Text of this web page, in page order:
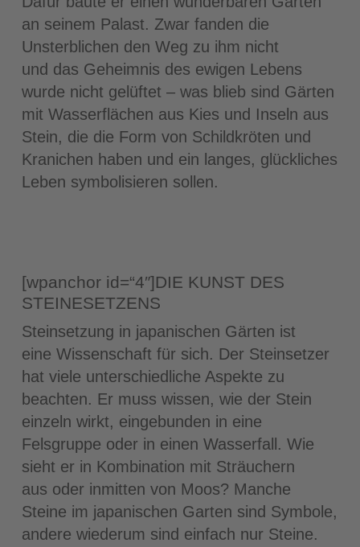
an seinem Palast. Zwar fanden die
Unsterblichen den Weg zu ihm nicht
und das Geheimnis des ewigen Lebens
wurde nicht gelüftet – was blieb sind Gärten
mit Wasserflächen aus Kies und Inseln aus
Stein, die die Form von Schildkröten und
Kranichen haben und ein langes, glückliches
Leben symbolisieren sollen.
[wpanchor id=“4″]DIE KUNST DES
STEINESETZENS
Steinsetzung in japanischen Gärten ist
eine Wissenschaft für sich. Der Steinsetzer
hat viele unterschiedliche Aspekte zu
beachten. Er muss wissen, wie der Stein
einzeln wirkt, eingebunden in eine
Felsgruppe oder in einen Wasserfall. Wie
sieht er in Kombination mit Sträuchern
aus oder inmitten von Moos? Manche
Steine im japanischen Garten sind Symbole,
andere wiederum sind einfach nur Steine.